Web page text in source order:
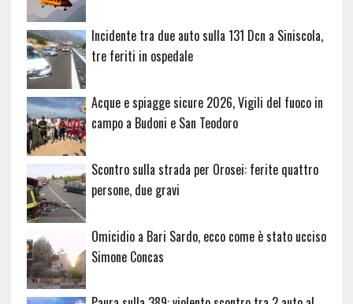
Incidente tra due auto sulla 131 Dcn a Siniscola,
tre feriti in ospedale
Acque e spiagge sicure 2026, Vigili del fuoco in
campo a Budoni e San Teodoro
Scontro sulla strada per Orosei: ferite quattro
persone, due gravi
Omicidio a Bari Sardo, ecco come è stato ucciso
Simone Concas